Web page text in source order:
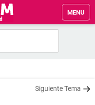
MENU
Siguiente Tema